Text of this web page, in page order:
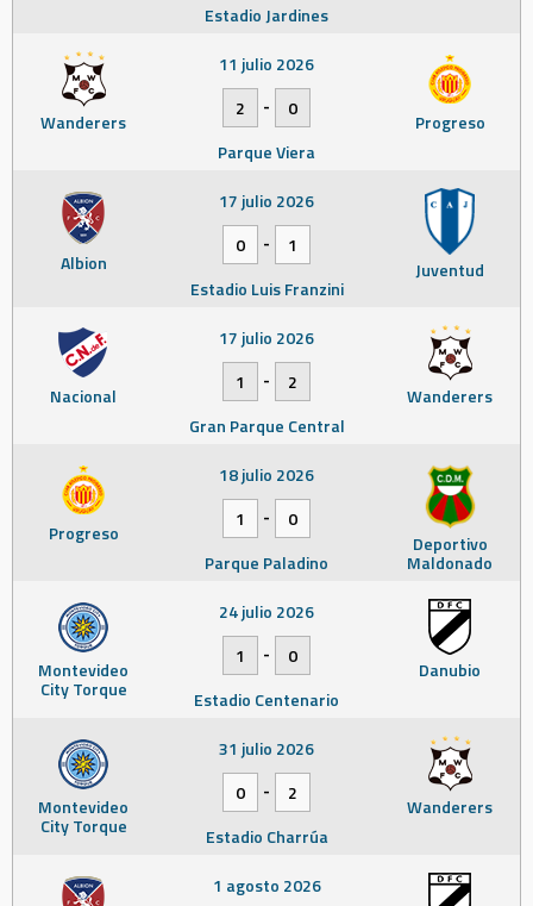
Estadio Jardines
Wanderers Progreso
11 julio 2026
2
-
0
Parque Viera
Albion Juventud
17 julio 2026
0
-
1
Estadio Luis Franzini
Nacional Wanderers
17 julio 2026
1
-
2
Gran Parque Central
Progreso Deportivo
Maldonado
18 julio 2026
1
-
0
Parque Paladino
Montevideo
City Torque
Danubio
24 julio 2026
1
-
0
Estadio Centenario
Montevideo
City Torque
Wanderers
31 julio 2026
0
-
2
Estadio Charrúa
1 agosto 2026